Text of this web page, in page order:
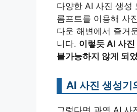
다양한 AI 사진 생성
롬프트를 이용해 사
다운 해변에서 즐거
니다. 이렇듯 AI 사
불가능하지 않게 되
AI 사진 생성기
그렇다면 과연 AI 사